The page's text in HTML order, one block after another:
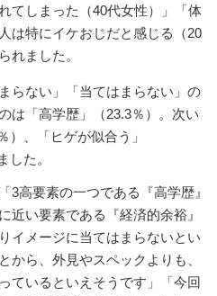
てしまった（40代女性）」「体
は特にイケおじだと感じる（20
れました。
らない」「当てはまらない」の
は「高学歴」（23.3％）。次い
）、「ヒゲが似合う」
した。
高要素の一つである『高学歴』
近い要素である『経済的余裕』
イメージに当てはまらないとい
から、外見やスペックよりも、
ているといえそうです」「今回